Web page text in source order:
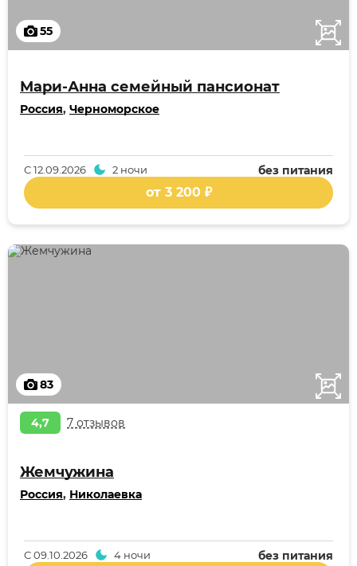
55
Мари-Анна семейный пансионат
Россия, Черноморское
без питания
С12.09.2026 2 ночи
от 3 200 ₽
83
4,7 7 отзывов
Жемчужина
Россия, Николаевка
без питания
С09.10.2026 4 ночи